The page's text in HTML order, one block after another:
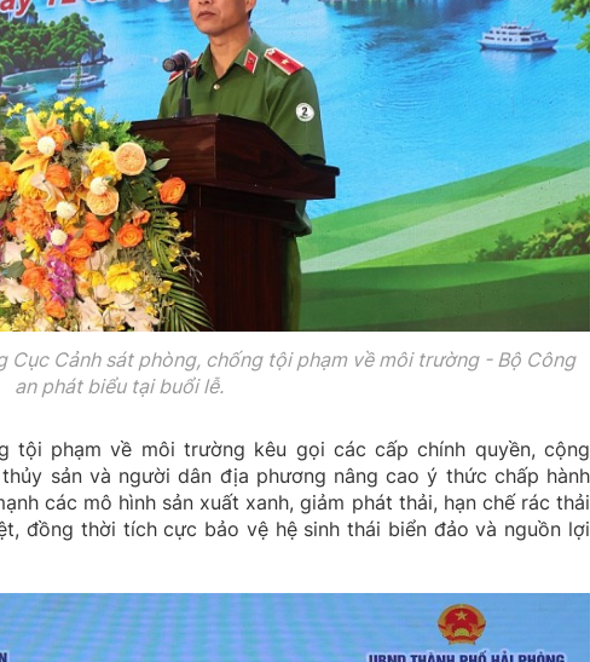
Cục Cảnh sát phòng, chống tội phạm về môi trường - Bộ Công
an phát biểu tại buổi lễ.
tội phạm về môi trường kêu gọi các cấp chính quyền, cộng
sản và người dân địa phương nâng cao ý thức chấp hành
các mô hình sản xuất xanh, giảm phát thải, hạn chế rác thải
đồng thời tích cực bảo vệ hệ sinh thái biển đảo và nguồn lợi